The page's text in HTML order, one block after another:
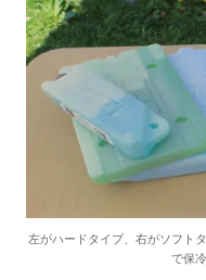
左がハードタイプ、右がソフト
で保